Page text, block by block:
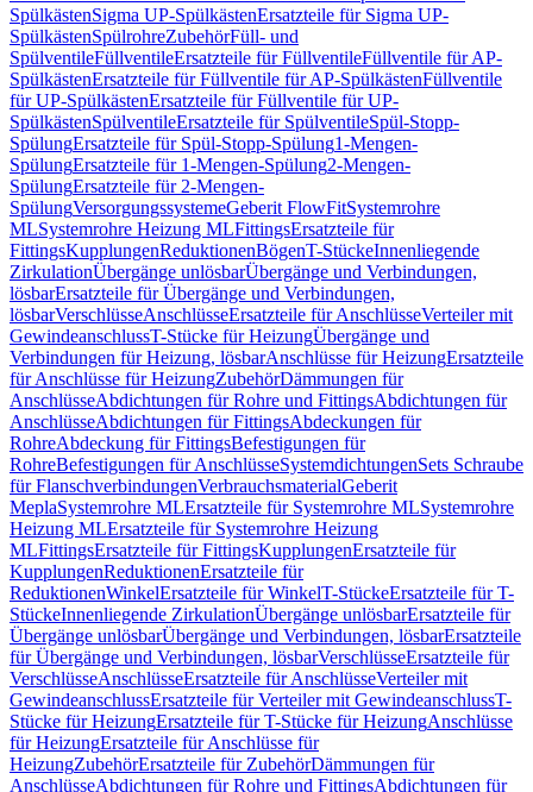
SpülkästenSigma UP-SpülkästenErsatzteile für Sigma UP-
SpülkästenSpülrohreZubehörFüll- und
SpülventileFüllventileErsatzteile für FüllventileFüllventile für AP-
SpülkästenErsatzteile für Füllventile für AP-SpülkästenFüllventile
für UP-SpülkästenErsatzteile für Füllventile für UP-
SpülkästenSpülventileErsatzteile für SpülventileSpül-Stopp-
SpülungErsatzteile für Spül-Stopp-Spülung1-Mengen-
SpülungErsatzteile für 1-Mengen-Spülung2-Mengen-
SpülungErsatzteile für 2-Mengen-
SpülungVersorgungssystemeGeberit FlowFitSystemrohre
MLSystemrohre Heizung MLFittingsErsatzteile für
FittingsKupplungenReduktionenBögenT-StückeInnenliegende
ZirkulationÜbergänge unlösbarÜbergänge und Verbindungen,
lösbarErsatzteile für Übergänge und Verbindungen,
lösbarVerschlüsseAnschlüsseErsatzteile für AnschlüsseVerteiler mit
GewindeanschlussT-Stücke für HeizungÜbergänge und
Verbindungen für Heizung, lösbarAnschlüsse für HeizungErsatzteile
für Anschlüsse für HeizungZubehörDämmungen für
AnschlüsseAbdichtungen für Rohre und FittingsAbdichtungen für
AnschlüsseAbdichtungen für FittingsAbdeckungen für
RohreAbdeckung für FittingsBefestigungen für
RohreBefestigungen für AnschlüsseSystemdichtungenSets Schraube
für FlanschverbindungenVerbrauchsmaterialGeberit
MeplaSystemrohre MLErsatzteile für Systemrohre MLSystemrohre
Heizung MLErsatzteile für Systemrohre Heizung
MLFittingsErsatzteile für FittingsKupplungenErsatzteile für
KupplungenReduktionenErsatzteile für
ReduktionenWinkelErsatzteile für WinkelT-StückeErsatzteile für T-
StückeInnenliegende ZirkulationÜbergänge unlösbarErsatzteile für
Übergänge unlösbarÜbergänge und Verbindungen, lösbarErsatzteile
für Übergänge und Verbindungen, lösbarVerschlüsseErsatzteile für
VerschlüsseAnschlüsseErsatzteile für AnschlüsseVerteiler mit
GewindeanschlussErsatzteile für Verteiler mit GewindeanschlussT-
Stücke für HeizungErsatzteile für T-Stücke für HeizungAnschlüsse
für HeizungErsatzteile für Anschlüsse für
HeizungZubehörErsatzteile für ZubehörDämmungen für
AnschlüsseAbdichtungen für Rohre und FittingsAbdichtungen für